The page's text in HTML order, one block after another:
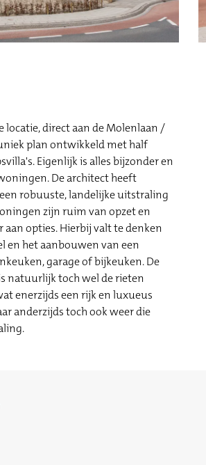
locatie, direct aan de Molenlaan /
plan ontwikkeld met half
Eigenlijk is alles bijzonder en
De architect heeft
robuuste, landelijke uitstraling
zijn ruim van opzet en
aan opties. Hierbij valt te denken
en het aanbouwen van een
garage of bijkeuken. De
natuurlijk toch wel de rieten
enerzijds een rijk en luxueus
anderzijds toch ook weer die